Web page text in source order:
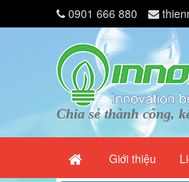
0901 666 880
Chia sẻ thành công,
Giới thiệu